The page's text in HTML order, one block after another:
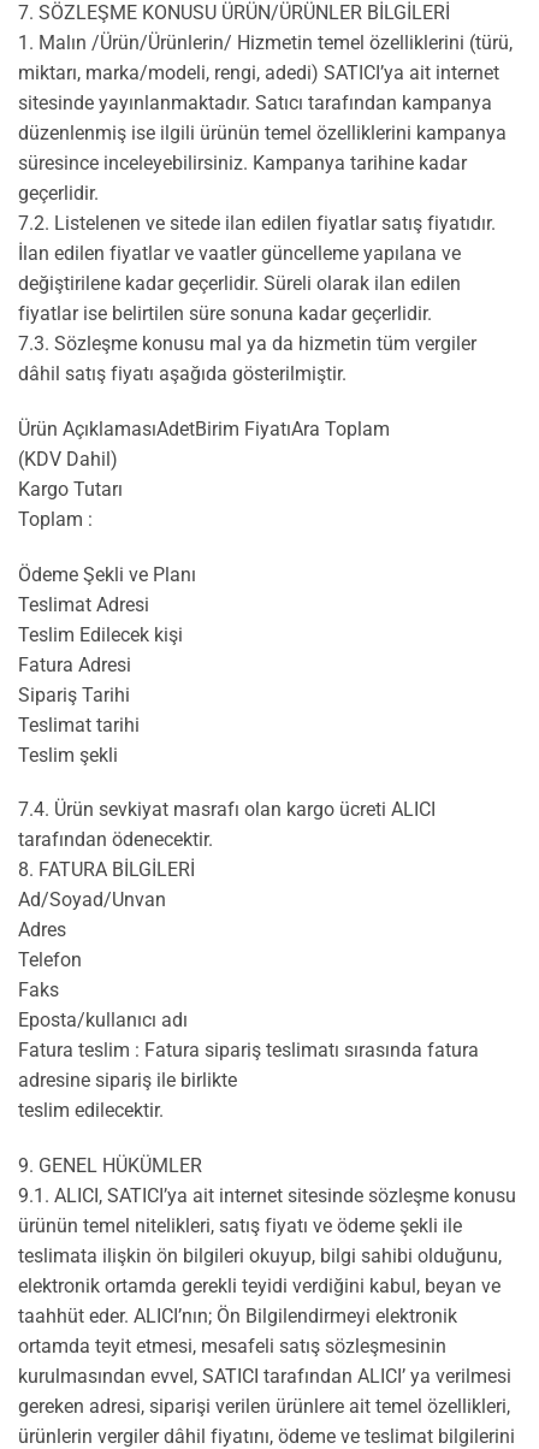
7. SÖZLEŞME KONUSU ÜRÜN/ÜRÜNLER BİLGİLERİ
1. Malın /Ürün/Ürünlerin/ Hizmetin temel özelliklerini (türü,
miktarı, marka/modeli, rengi, adedi) SATICI’ya ait internet
sitesinde yayınlanmaktadır. Satıcı tarafından kampanya
düzenlenmiş ise ilgili ürünün temel özelliklerini kampanya
süresince inceleyebilirsiniz. Kampanya tarihine kadar
geçerlidir.
7.2. Listelenen ve sitede ilan edilen fiyatlar satış fiyatıdır.
İlan edilen fiyatlar ve vaatler güncelleme yapılana ve
değiştirilene kadar geçerlidir. Süreli olarak ilan edilen
fiyatlar ise belirtilen süre sonuna kadar geçerlidir.
7.3. Sözleşme konusu mal ya da hizmetin tüm vergiler
dâhil satış fiyatı aşağıda gösterilmiştir.
Ürün AçıklamasıAdetBirim FiyatıAra Toplam
(KDV Dahil)
Kargo Tutarı
Toplam :
Ödeme Şekli ve Planı
Teslimat Adresi
Teslim Edilecek kişi
Fatura Adresi
Sipariş Tarihi
Teslimat tarihi
Teslim şekli
7.4. Ürün sevkiyat masrafı olan kargo ücreti ALICI
tarafından ödenecektir.
8. FATURA BİLGİLERİ
Ad/Soyad/Unvan
Adres
Telefon
Faks
Eposta/kullanıcı adı
Fatura teslim : Fatura sipariş teslimatı sırasında fatura
adresine sipariş ile birlikte
teslim edilecektir.
9. GENEL HÜKÜMLER
9.1. ALICI, SATICI’ya ait internet sitesinde sözleşme konusu
ürünün temel nitelikleri, satış fiyatı ve ödeme şekli ile
teslimata ilişkin ön bilgileri okuyup, bilgi sahibi olduğunu,
elektronik ortamda gerekli teyidi verdiğini kabul, beyan ve
taahhüt eder. ALICI’nın; Ön Bilgilendirmeyi elektronik
ortamda teyit etmesi, mesafeli satış sözleşmesinin
kurulmasından evvel, SATICI tarafından ALICI’ ya verilmesi
gereken adresi, siparişi verilen ürünlere ait temel özellikleri,
ürünlerin vergiler dâhil fiyatını, ödeme ve teslimat bilgilerini